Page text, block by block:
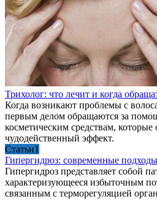
Трихолог: что лечит и когда
Когда возникают проблемы с
первым делом обращаются за
косметическим средствам,
чудодейственный эффект.
Cтатьи1
Гипергидроз: современные
Гипергидроз представляет собой
характеризующееся избыточным
связанным с терморегуляцией